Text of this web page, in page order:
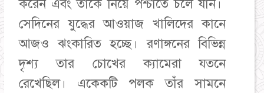
করেন এবং তাঁকে নিয়ে পশ্চাতে চলে যান।
সেদিনের যুদ্ধের আওয়াজ খালিদের কানে
আজও ঝংকারিত হচ্ছে। রণাঙ্গনের বিভিন্ন
দৃশ্য তার চােখের ক্যামেরা যতনে
রেখেছিল। একেকটি পলক তাঁর সামনে